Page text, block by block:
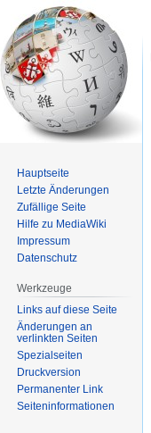
Hauptseite
Letzte Änderungen
Zufällige Seite
Hilfe zu MediaWiki
Impressum
Datenschutz
Werkzeuge
Links auf diese Seite
Änderungen an
verlinkten Seiten
Spezialseiten
Druckversion
Permanenter Link
Seiten­informationen